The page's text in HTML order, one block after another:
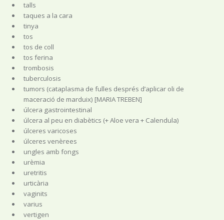
talls
taques a la cara
tinya
tos
tos de coll
tos ferina
trombosis
tuberculosis
tumors (cataplasma de fulles després d’aplicar oli de
maceració de marduix) [MARIA TREBEN]
úlcera gastrointestinal
úlcera al peu en diabètics (+ Aloe vera + Calendula)
úlceres varicoses
úlceres venèrees
ungles amb fongs
urèmia
uretritis
urticària
vaginits
varius
vertigen